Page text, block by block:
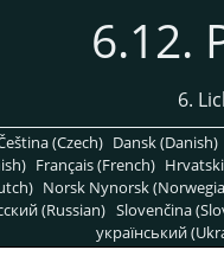
6.12.
6.
(Czech) Dansk (Danish)
Français (French)
Norsk Nynorsk
(Russian) Slovenčina
український